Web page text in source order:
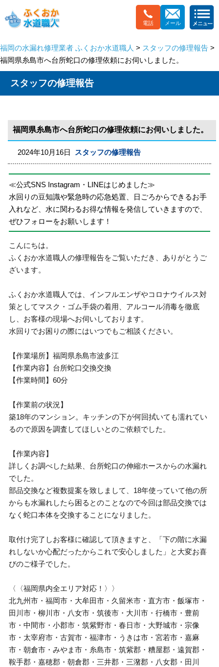
電話 メール
福岡の水漏れ修理業者 ふくおか水道職人 > スタッフの修理報告 >
福岡県糸島市へ台所蛇口の修理依頼にお伺いしました。
スタッフの修理報告
福岡県糸島市へ台所蛇口の修理依頼にお伺いしました。
2024年10月16日 スタッフの修理報告
≪公式SNS Instagram・LINEはじめました≫
水回りの豆知識や緊急時の応急処置、日ごろからできるお手
入れなど、水に関わるお得な情報を発信していきますので、
ぜひフォローをお願いします！
こんにちは。
ふくおか水道職人の修理報告をご覧いただき、ありがとうご
ざいます。
ふくおか水道職人では、インフルエンザやコロナウイルス対
策としてマスク・ゴム手袋の着用、アルコール消毒を徹底
し、お客様の現場へお伺いしております。
水回りでお困りの際にはいつでもご相談ください。
【作業場所】福岡県糸島市波多江
【作業内容】台所蛇口交換交換
【作業時間】60分
【作業前の状況】
築18年のマンション。キッチンの下が何回拭いても濡れてい
るので原因を調査してほしいとのご依頼でした。
【作業内容】
詳しくお調べした結果、台所蛇口の伸縮ホースからの水漏れ
でした。
部品交換など複数提案を致しまして、18年使っていて他の所
からも水漏れしたら困るとのことなので今回は部品交換では
なく蛇口本体を交換することになりました。
取付け完了しお客様に確認して頂きますと、「下の階に水漏
れしないか心配だったからこれで安心しました」と大変お喜
びのご様子でした。
〈〈福岡県内全エリア対応！〉〉
北九州市・福岡市・大牟田市・久留米市・直方市・飯塚市・
田川市・柳川市・八女市・筑後市・大川市・行橋市・豊前
市・中間市・小郡市・筑紫野市・春日市・大野城市・宗像
市・太宰府市・古賀市・福津市・うきは市・宮若市・嘉麻
市・朝倉市・みやま市・糸島市・筑紫郡・糟屋郡・遠賀郡・
鞍手郡・嘉穂郡・朝倉郡・三井郡・三潴郡・八女郡・田川